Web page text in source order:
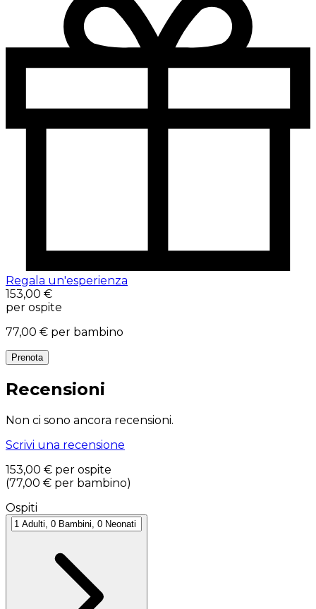
Regala un'esperienza
153,00 €
per ospite
77,00 € per bambino
Prenota
Recensioni
Non ci sono ancora recensioni.
Scrivi una recensione
153,00 € per ospite
(77,00 € per bambino)
Ospiti